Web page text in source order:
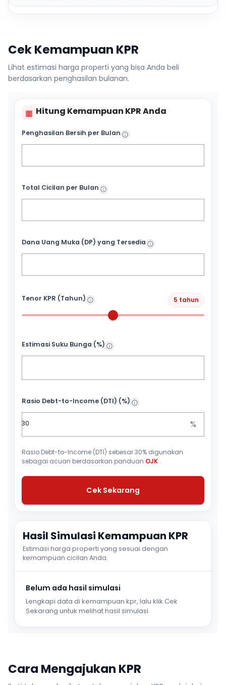
Cek Kemampuan KPR
Lihat estimasi harga properti yang bisa Anda beli
berdasarkan penghasilan bulanan.
▦ Hitung Kemampuan KPR Anda
Penghasilan Bersih per Bulan
Total Cicilan per Bulan
Dana Uang Muka (DP) yang Tersedia
Tenor KPR (Tahun) 5 tahun
Estimasi Suku Bunga (%)
Rasio Debt-to-Income (DTI) (%)
%
Rasio Debt-to-Income (DTI) sebesar 30% digunakan
sebagai acuan berdasarkan panduan OJK .
Cek Sekarang
Hasil Simulasi Kemampuan KPR
Estimasi harga properti yang sesuai dengan
kemampuan cicilan Anda.
Belum ada hasil simulasi
Lengkapi data di kemampuan kpr, lalu klik Cek
Sekarang untuk melihat hasil simulasi.
Cara Mengajukan KPR